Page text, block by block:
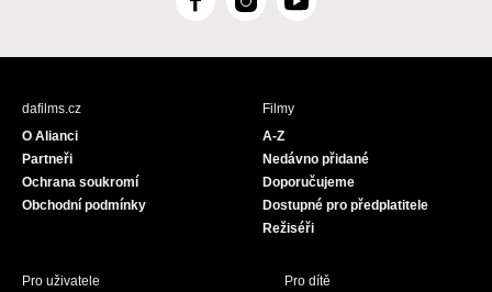
F
c
I
s
Y
u
dafilms.cz
O Alianci
Partneři
Ochrana soukromí
Obchodní podmínky
Filmy
A-Z
Nedávno přidané
Doporučujeme
Dostupné pro předplatitele
Režiséři
Pro uživatele
Pro dítě